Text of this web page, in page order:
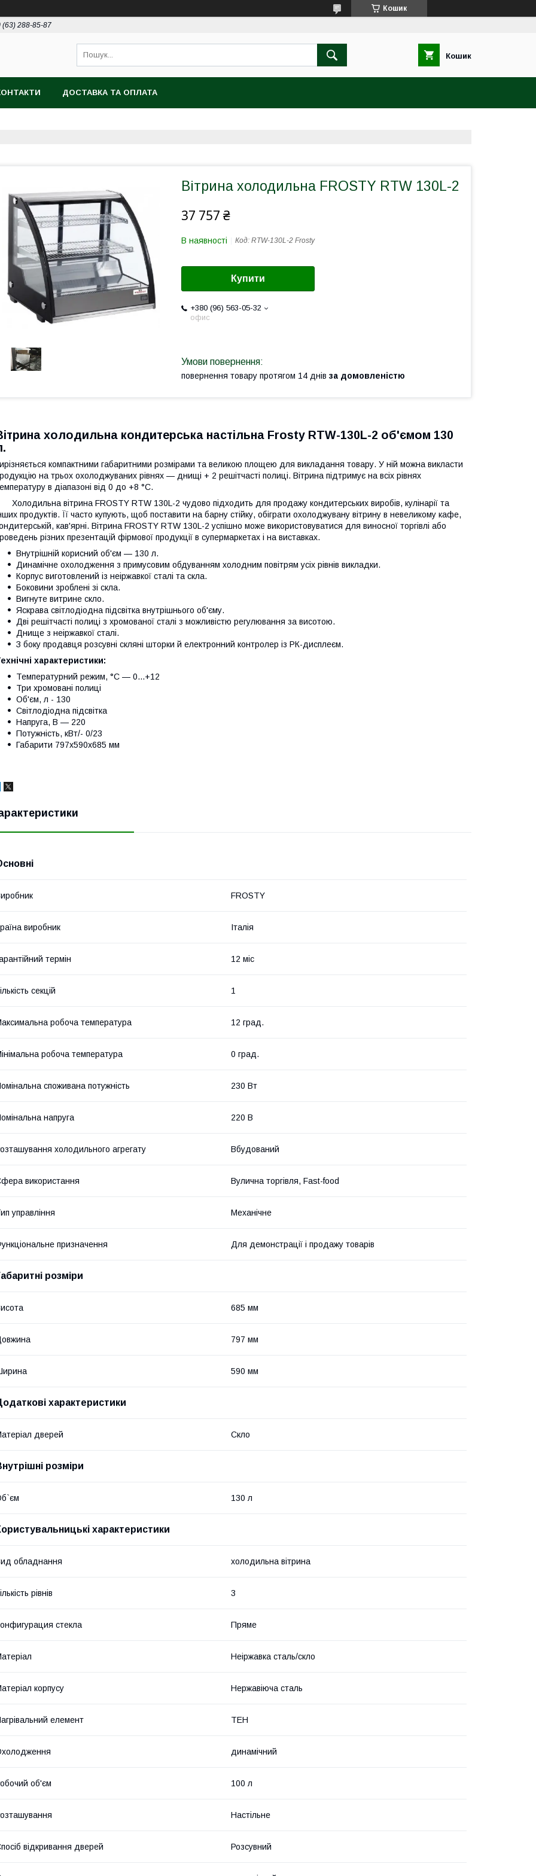
Кошик
(63) 288-85-87
Кошик
ДОСТАВКА ТА ОПЛАТА
Вітрина холодильна FROSTY RTW 130L-2
37 757 ₴
В наявності Код: RTW-130L-2 Frosty
Купити
+380 (96) 563-05-32
офис
повернення товару протягом 14 днів за домовленістю
холодильна кондитерська настільна Frosty RTW-130L-2 об'ємом 130
компактними габаритними розмірами та великою площею для викладання товару. У ній можна викласти
на трьох охолоджуваних рівнях — днищі + 2 решітчасті полиці. Вітрина підтримує на всіх рівнях
в діапазоні від 0 до +8 °C.
Холодильна вітрина FROSTY RTW 130L-2 чудово підходить для продажу кондитерських виробів, кулінарії та
продуктів. Її часто купують, щоб поставити на барну стійку, обіграти охолоджувану вітрину в невеликому кафе,
кав'ярні. Вітрина FROSTY RTW 130L-2 успішно може використовуватися для виносної торгівлі або
різних презентацій фірмової продукції в супермаркетах і на виставках.
Внутрішній корисний об'єм — 130 л.
Динамічне охолодження з примусовим обдуванням холодним повітрям усіх рівнів викладки.
Корпус виготовлений із неіржавкої сталі та скла.
Боковини зроблені зі скла.
Вигнуте витрине скло.
Яскрава світлодіодна підсвітка внутрішнього об'єму.
Дві решітчасті полиці з хромованої сталі з можливістю регулювання за висотою.
Днище з неіржавкої сталі.
З боку продавця розсувні скляні шторки й електронний контролер із РК-дисплеєм.
характеристики:
Температурний режим, °C — 0...+12
Три хромовані полиці
Об'єм, л - 130
Світлодіодна підсвітка
Напруга, В — 220
Потужність, кВт/- 0/23
Габарити 797х590х685 мм
FROSTY
виробник Італія
термін 12 міс
секцій 1
робоча температура 12 град.
робоча температура 0 град.
споживана потужність 230 Вт
напруга 220 В
холодильного агрегату Вбудований
використання Вулична торгівля, Fast-food
управління Механічне
призначення Для демонстрації і продажу товарів
розміри
685 мм
797 мм
590 мм
характеристики
дверей Скло
розміри
130 л
характеристики
обладнання холодильна вітрина
рівнів 3
стекла Пряме
Неіржавка сталь/скло
корпусу Нержавіюча сталь
елемент ТЕН
динамічний
об'єм 100 л
Настільне
відкривання дверей Розсувний